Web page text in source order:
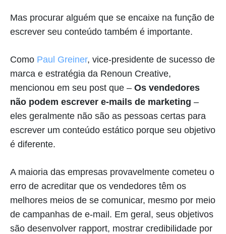
Mas procurar alguém que se encaixe na função de
escrever seu conteúdo também é importante.
Como Paul Greiner, vice-presidente de sucesso de
marca e estratégia da Renoun Creative,
mencionou em seu post que – Os vendedores
não podem escrever e-mails de marketing –
eles geralmente não são as pessoas certas para
escrever um conteúdo estático porque seu objetivo
é diferente.
A maioria das empresas provavelmente cometeu o
erro de acreditar que os vendedores têm os
melhores meios de se comunicar, mesmo por meio
de campanhas de e-mail. Em geral, seus objetivos
são desenvolver rapport, mostrar credibilidade por